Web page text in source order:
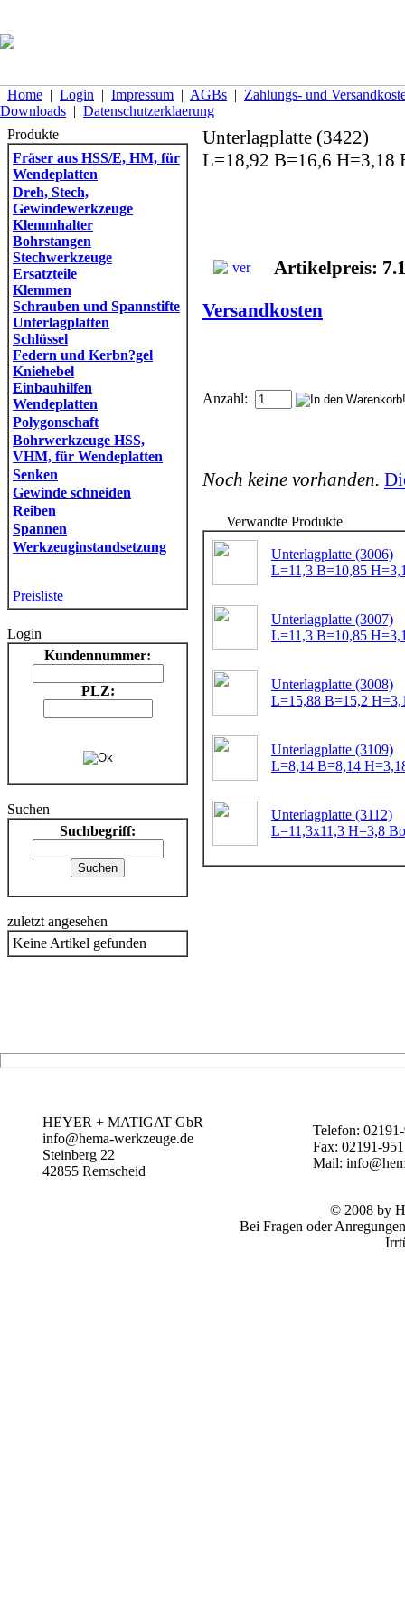
Home | Login | Impressum | AGBs | Zahlungs- und
Downloads | Datenschutzerklaerung
Produkte
Fräser aus HSS/E, HM, für
Wendeplatten
Dreh, Stech,
Gewindewerkzeuge
Klemmhalter
Bohrstangen
Stechwerkzeuge
Ersatzteile
Klemmen
Schrauben und Spannstifte
Unterlagplatten
Schlüssel
Federn und Kerbn?gel
Kniehebel
Einbauhilfen
Wendeplatten
Polygonschaft
Bohrwerkzeuge HSS,
VHM, für Wendeplatten
Senken
Gewinde schneiden
Reiben
Spannen
Werkzeuginstandsetzung
Preisliste
Login
Kundennummer:
PLZ:
Suchen
Suchbegriff:
zuletzt angesehen
Keine Artikel gefunden
Unterlagplatte (3422)
L=18,92 B=16,6 H=3,18
Artikelpreis:
Versandkosten
Anzahl:
Noch keine vorhanden.
Verwandte Produkte
Unterlagplatte (3006)
L=11,3 B=10,85
Unterlagplatte (3007)
L=11,3 B=10,85
Unterlagplatte (3008)
L=15,88 B=15,2
Unterlagplatte (3109)
L=8,14 B=8,14
Unterlagplatte (3112)
L=11,3x11,3 H=3,8
HEYER + MATIGAT GbR
info@hema-werkzeuge.de
Steinberg 22
42855 Remscheid
Telefon:
Fax: 02191-
Mail:
© 2008 by
Bei Fragen oder